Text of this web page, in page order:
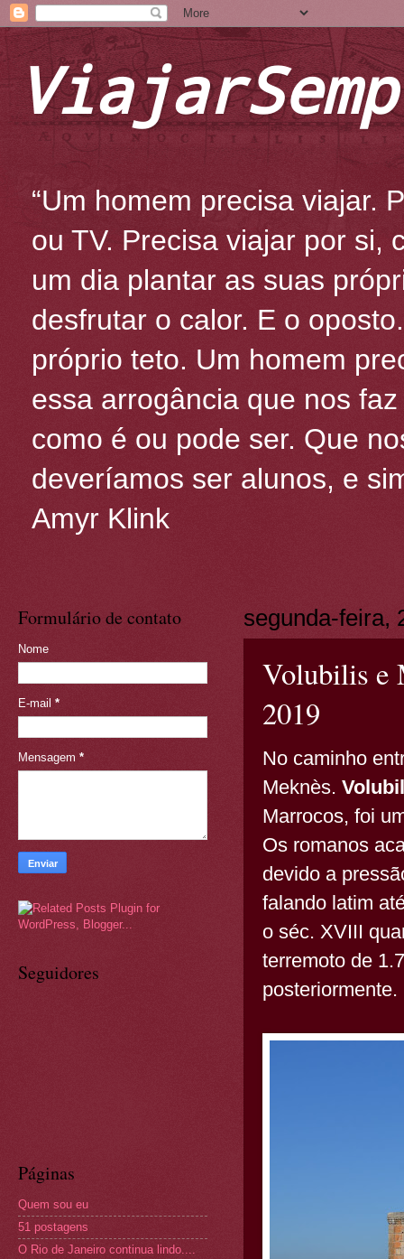
“Um homem precisa viajar.
ou TV. Precisa viajar por si,
um dia plantar as suas
desfrutar o calor. E o
próprio teto. Um homem
essa arrogância que nos
como é ou pode ser. Que
deveríamos ser alunos, e
Amyr Klink
segunda-feira,
Volubilis e
2019
No caminho
Meknès.
Marrocos, foi
Os romanos
devido a
falando latim
o séc. XVIII
terremoto de
posteriormente.
Formulário de contato
Nome
E-mail *
Mensagem *
Seguidores
Páginas
Quem sou eu
51 postagens
O Rio de Janeiro continua lindo....